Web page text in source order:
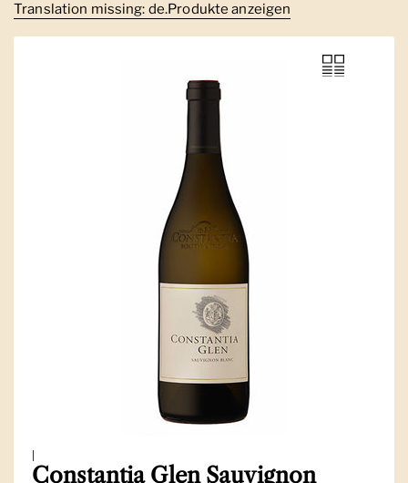
Translation missing: de.Produkte anzeigen
Constantia Glen Sauvignon